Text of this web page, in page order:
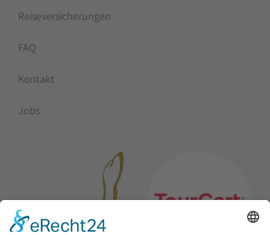
Reiseversicherungen
FAQ
Kontakt
Jobs
MITGLIEDSCHAFTEN